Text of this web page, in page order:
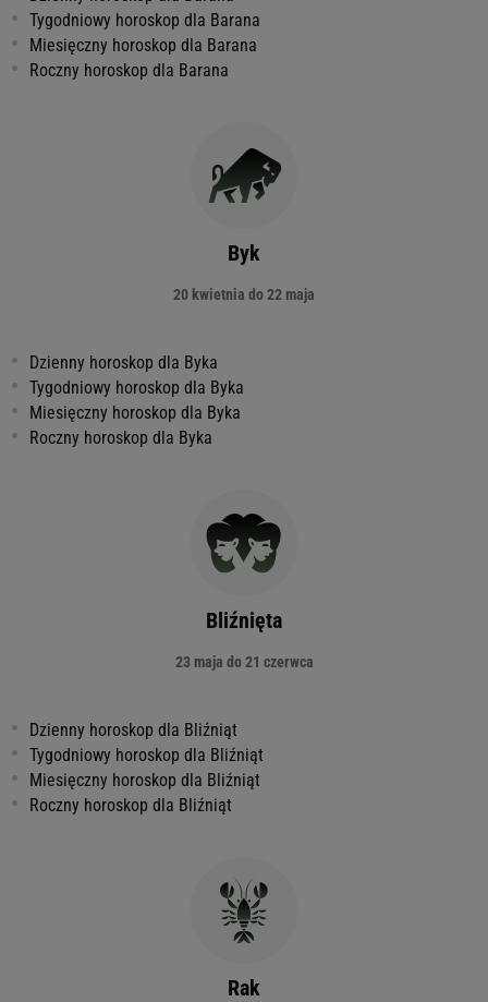
Tygodniowy horoskop dla Barana
Miesięczny horoskop dla Barana
Roczny horoskop dla Barana
Byk
20 kwietnia do 22 maja
Dzienny horoskop dla Byka
Tygodniowy horoskop dla Byka
Miesięczny horoskop dla Byka
Roczny horoskop dla Byka
Bliźnięta
23 maja do 21 czerwca
Dzienny horoskop dla Bliźniąt
Tygodniowy horoskop dla Bliźniąt
Miesięczny horoskop dla Bliźniąt
Roczny horoskop dla Bliźniąt
Rak